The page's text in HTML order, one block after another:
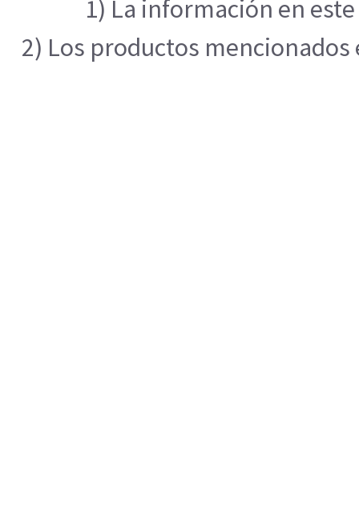
1) La información en
2) Los productos